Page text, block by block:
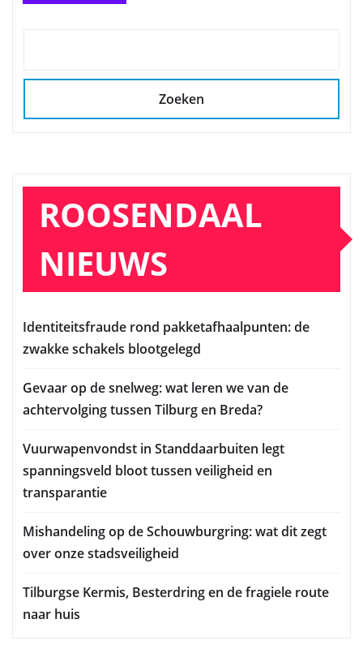
Zoeken
ROOSENDAAL
NIEUWS
Identiteitsfraude rond pakketafhaalpunten: de
zwakke schakels blootgelegd
Gevaar op de snelweg: wat leren we van de
achtervolging tussen Tilburg en Breda?
Vuurwapenvondst in Standdaarbuiten legt
spanningsveld bloot tussen veiligheid en
transparantie
Mishandeling op de Schouwburgring: wat dit zegt
over onze stadsveiligheid
Tilburgse Kermis, Besterdring en de fragiele route
naar huis